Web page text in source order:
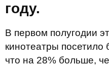
году.
В первом полугодии
кинотеатры посетило
что на 28% больше,